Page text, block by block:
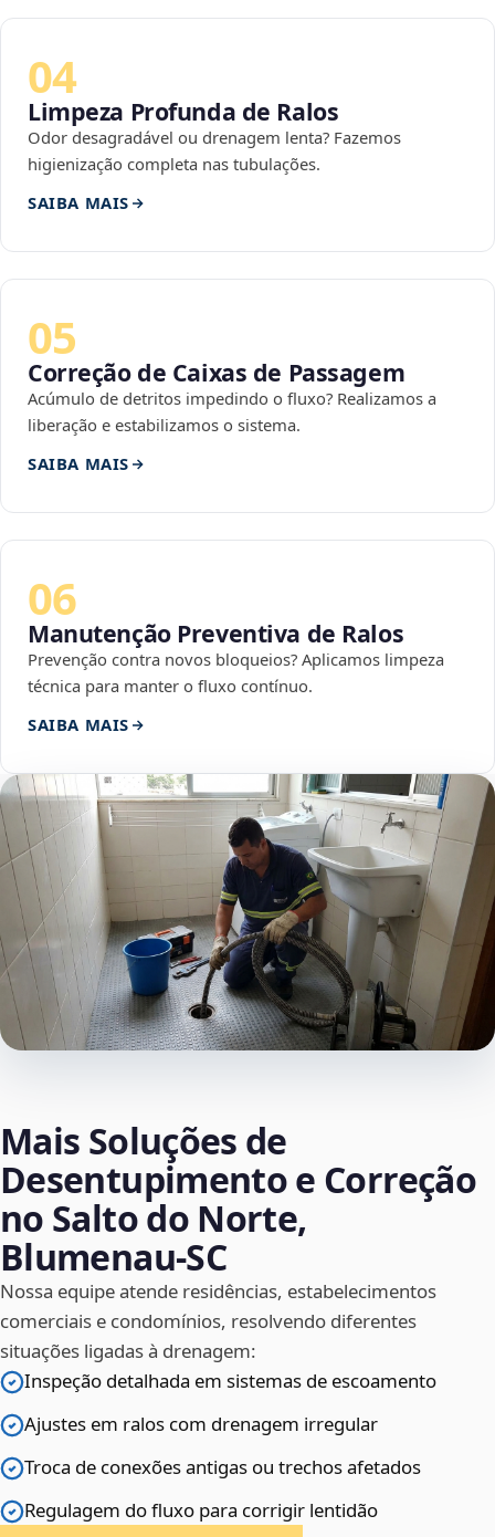
04
Limpeza Profunda de Ralos
Odor desagradável ou drenagem lenta? Fazemos
higienização completa nas tubulações.
SAIBA MAIS
05
Correção de Caixas de Passagem
Acúmulo de detritos impedindo o fluxo? Realizamos a
liberação e estabilizamos o sistema.
SAIBA MAIS
06
Manutenção Preventiva de Ralos
Prevenção contra novos bloqueios? Aplicamos limpeza
técnica para manter o fluxo contínuo.
SAIBA MAIS
Mais Soluções de
Desentupimento e Correção
no Salto do Norte,
Blumenau‑SC
Nossa equipe atende residências, estabelecimentos
comerciais e condomínios, resolvendo diferentes
situações ligadas à drenagem:
Inspeção detalhada em sistemas de escoamento
Ajustes em ralos com drenagem irregular
Troca de conexões antigas ou trechos afetados
Regulagem do fluxo para corrigir lentidão